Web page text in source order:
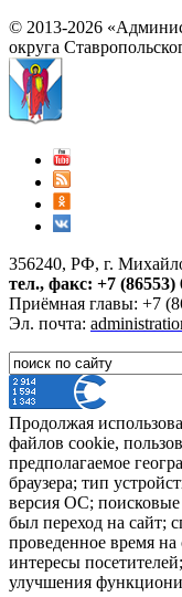
© 2013-2026
округа
356240, РФ, г.
тел., факс: +7 (86553)
Приёмная главы: +7
Эл. почта:
Продолжая
файлов cookie,
предполагаемое
браузера; тип
версия ОС;
был переход на сайт;
проведенное время на
интересы
улучшения